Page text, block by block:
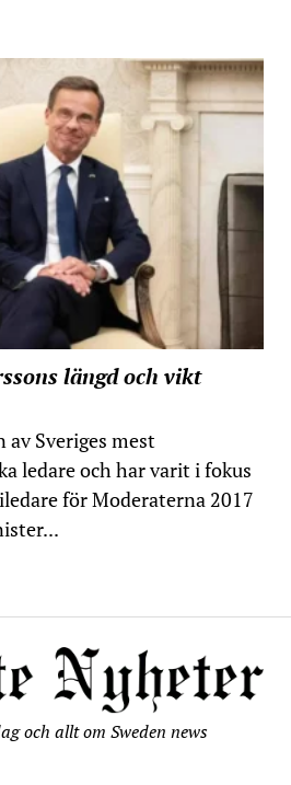
längd och vikt
Sveriges mest
ledare och har varit i fokus
för Moderaterna 2017
och allt om Sweden news